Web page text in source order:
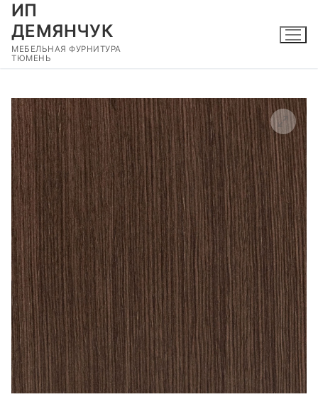
Перейти
содержимому
ИП
ДЕМЯНЧУК
МЕБЕЛЬНАЯ ФУРНИТУРА
ТЮМЕНЬ
🔍